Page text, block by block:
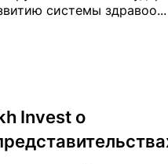
системы здравоо...
Invest о